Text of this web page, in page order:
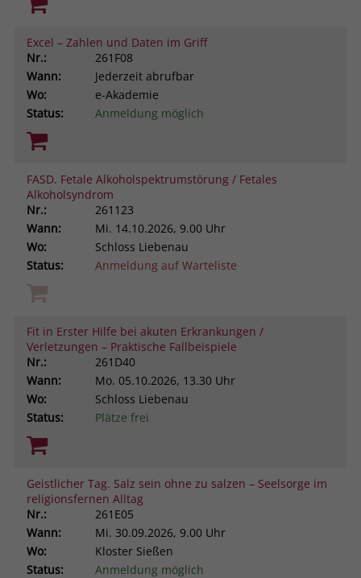
Excel – Zahlen und Daten im Griff
Nr.:
261F08
Wann:
Jederzeit abrufbar
Wo:
e-Akademie
Status:
Anmeldung möglich
FASD. Fetale Alkoholspektrumstörung / Fetales
Alkoholsyndrom
Nr.:
261123
Wann:
Mi. 14.10.2026, 9.00 Uhr
Wo:
Schloss Liebenau
Status:
Anmeldung auf Warteliste
Fit in Erster Hilfe bei akuten Erkrankungen /
Verletzungen – Praktische Fallbeispiele
Nr.:
261D40
Wann:
Mo. 05.10.2026, 13.30 Uhr
Wo:
Schloss Liebenau
Status:
Plätze frei
Geistlicher Tag. Salz sein ohne zu salzen – Seelsorge im
religionsfernen Alltag
Nr.:
261E05
Wann:
Mi. 30.09.2026, 9.00 Uhr
Wo:
Kloster Sießen
Status:
Anmeldung möglich